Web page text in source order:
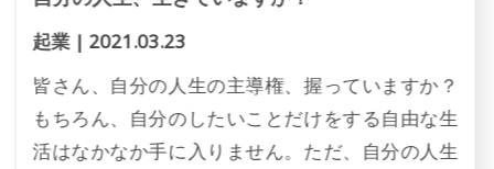
起業 |2021.03.23
皆さん、自分の人生の主導権、握っていますか？
もちろん、自分のしたいことだけをする自由な生
活はなかなか手に入りません。ただ、自分の人生